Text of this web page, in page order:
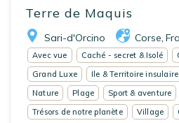
Terre de Maquis
Sari-d'Orcino Corse
Avec vue Caché - secret & Isolé
Grand Luxe
Ile & Territoire insulaire
Nature
Plage Sport & aventure
Trésors de notre planète
Village